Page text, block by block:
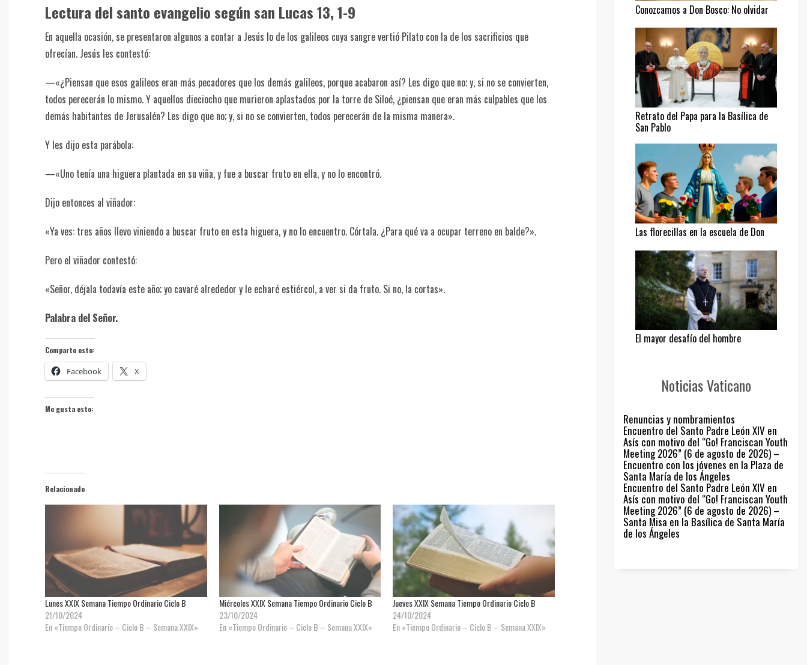
Lectura del santo evangelio según san Lucas 13, 1-9
En aquella ocasión, se presentaron algunos a contar a Jesús lo de los galileos cuya sangre vertió Pilato con la de los sacrificios que
ofrecían. Jesús les contestó:
—«¿Piensan que esos galileos eran más pecadores que los demás galileos, porque acabaron así? Les digo que no; y, si no se convierten,
todos perecerán lo mismo. Y aquellos dieciocho que murieron aplastados por la torre de Siloé, ¿piensan que eran más culpables que los
demás habitantes de Jerusalén? Les digo que no; y, si no se convierten, todos perecerán de la misma manera».
Y les dijo esta parábola:
—«Uno tenía una higuera plantada en su viña, y fue a buscar fruto en ella, y no lo encontró.
Dijo entonces al viñador:
«Ya ves: tres años llevo viniendo a buscar fruto en esta higuera, y no lo encuentro. Córtala. ¿Para qué va a ocupar terreno en balde?».
Pero el viñador contestó:
«Señor, déjala todavía este año; yo cavaré alrededor y le echaré estiércol, a ver si da fruto. Si no, la cortas».
Palabra del Señor.
Comparte esto:
Facebook X
Me gusta esto:
Relacionado
Lunes XXIX Semana Tiempo Ordinario Ciclo B
21/10/2024
En «Tiempo Ordinario – Ciclo B – Semana XXIX»
Miércoles XXIX Semana Tiempo Ordinario Ciclo B
23/10/2024
En «Tiempo Ordinario – Ciclo B – Semana XXIX»
Jueves XXIX Semana Tiempo Ordinario Ciclo B
24/10/2024
En «Tiempo Ordinario – Ciclo B – Semana XXIX»
Conozcamos a Don Bosco: No olvidar
Retrato del Papa para la Basílica de
San Pablo
Las florecillas en la escuela de Don
El mayor desafío del hombre
Noticias Vaticano
Renuncias y nombramientos
Encuentro del Santo Padre León XIV en
Asís con motivo del “Go! Franciscan Youth
Meeting 2026” (6 de agosto de 2026) –
Encuentro con los jóvenes en la Plaza de
Santa María de los Ángeles
Encuentro del Santo Padre León XIV en
Asís con motivo del “Go! Franciscan Youth
Meeting 2026” (6 de agosto de 2026) –
Santa Misa en la Basílica de Santa María
de los Ángeles